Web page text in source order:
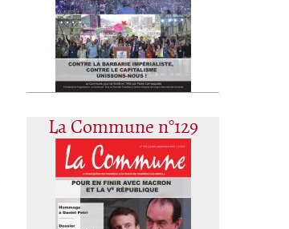
La Commune n°129